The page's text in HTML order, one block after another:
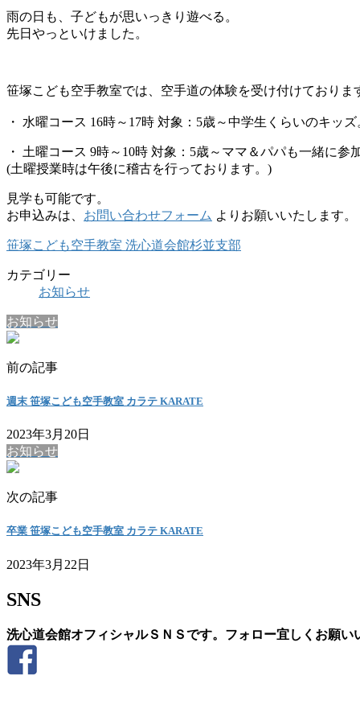
雨の日も、子どもが思いっきり遊べる。
先日やっといけました。
笹塚こども空手教室では、空手道の体験を受け付けておりま
・ 水曜コース 16時～17時 対象：5歳～中学生くらいのキッズ
・ 土曜コース 9時～10時 対象：5歳～ママ＆パパも一緒に参
(土曜授業時は午後に稽古を行っております。)
見学も可能です。
お申込みは、 お問い合わせフォーム よりお願いいたします。
笹塚こども空手教室 洗心道会館杉並支部
カテゴリー
お知らせ
お知らせ
前の記事
週末 笹塚こども空手教室 カラテ KARATE
2023年3月20日
お知らせ
次の記事
卒業 笹塚こども空手教室 カラテ KARATE
2023年3月22日
SNS
洗心道会館オフィシャルＳＮＳです。フォロー宜しくお願い